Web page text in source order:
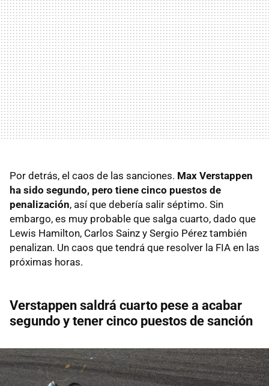
Por detrás, el caos de las sanciones. Max Verstappen
ha sido segundo, pero tiene cinco puestos de
penalización, así que debería salir séptimo. Sin
embargo, es muy probable que salga cuarto, dado que
Lewis Hamilton, Carlos Sainz y Sergio Pérez también
penalizan. Un caos que tendrá que resolver la FIA en las
próximas horas.
Verstappen saldrá cuarto pese a acabar
segundo y tener cinco puestos de sanción